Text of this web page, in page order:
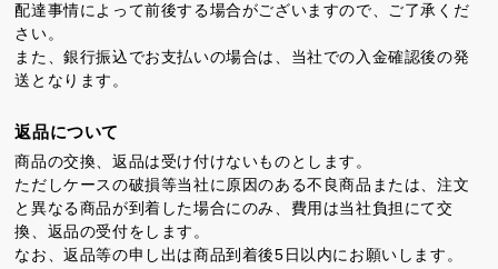
カステラ巻・三笠山
静岡銘菓
配達事情によって前後する場合がございますので、ご了承くだ
さい。
また、銀行振込でお支払いの場合は、当社での入金確認後の発
送となります。
返品について
商品の交換、返品は受け付けないものとします。
ただしケースの破損等当社に原因のある不良商品または、注文
と異なる商品が到着した場合にのみ、費用は当社負担にて交
換、返品の受付をします。
なお、返品等の申し出は商品到着後5日以内にお願いします。